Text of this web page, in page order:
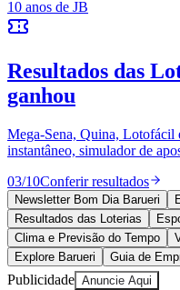
JogosNovo
Anuncie no Portal
Cadastrar Empresa
Divulgar Vagas
Política
Esportes
Saúde
Segurança
Cultura
Meio Ambiente
Obras
Educação
10 anos de JB
Resultados das
ganhou
Mega-Sena, Quina, Lotofácil
instantâneo, simulador de
03/10Conferir resultados
Newsletter Bom Dia Barueri
Resultados das Loterias
Clima e Previsão do Tempo
Explore Barueri
Guia de
Publicidade Anuncie Aqui